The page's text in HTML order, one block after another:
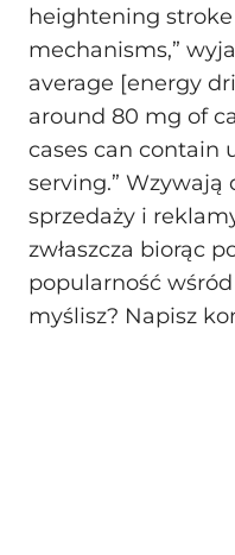
heightening
mechanisms,”
average [energy
around 80 mg of
cases can contain
serving.”
sprzedaży i
zwłaszcza biorąc
popularność wśród
myślisz? Napisz